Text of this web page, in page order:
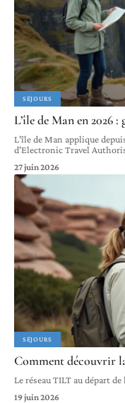
SÉJOURS
L’île de Man en 2026
L'île de Man applique
d'Electronic Travel
27 juin 2026
SÉJOURS
Comment découvrir
Le réseau TILT au départ
19 juin 2026